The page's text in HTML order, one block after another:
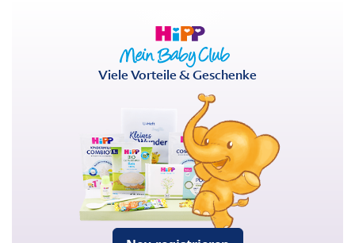
Viele Vorteile & Geschenke